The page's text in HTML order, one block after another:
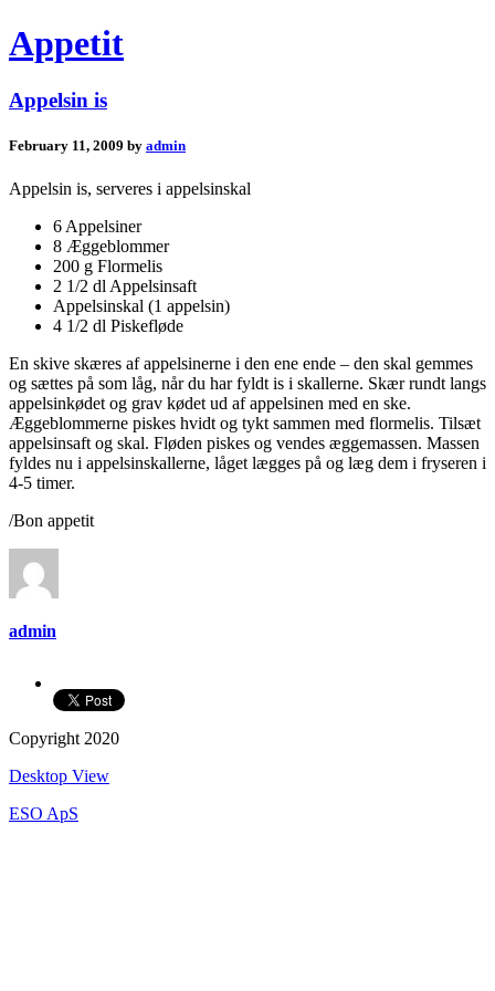
Appetit
Appelsin is
February 11, 2009 by admin
Appelsin is, serveres i appelsinskal
6 Appelsiner
8 Æggeblommer
200 g Flormelis
2 1/2 dl Appelsinsaft
Appelsinskal (1 appelsin)
4 1/2 dl Piskefløde
En skive skæres af appelsinerne i den ene ende – den skal gemmes
og sættes på som låg, når du har fyldt is i skallerne. Skær rundt langs
appelsinkødet og grav kødet ud af appelsinen med en ske.
Æggeblommerne piskes hvidt og tykt sammen med flormelis. Tilsæt
appelsinsaft og skal. Fløden piskes og vendes æggemassen. Massen
fyldes nu i appelsinskallerne, låget lægges på og læg dem i fryseren i
4-5 timer.
/Bon appetit
admin
Copyright 2020
Desktop View
ESO ApS